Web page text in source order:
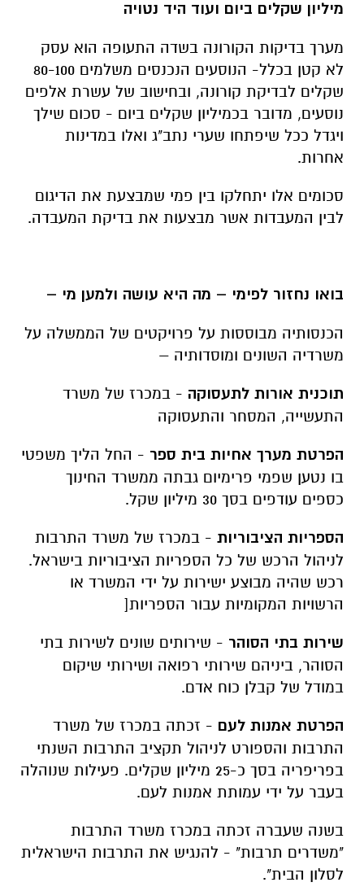
מיליון שקלים ביום ועוד היד נטויה
מערך בדיקות הקורונה בשדה התעופה הוא עסק
לא קטן בכלל- הנוסעים הנכנסים משלמים 80-100
שקלים לבדיקת קורונה, ובחישוב של עשרת אלפים
נוסעים, מדובר בכמיליון שקלים ביום - סכום שילך
ויגדל ככל שיפתחו שערי נתב"ג ואלו במדינות
אחרות.
סכומים אלו יתחלקו בין פמי שמבצעת את הדיגום
לבין המעבדות אשר מבצעות את בדיקת המעבדה.
בואו נחזור לפימי – מה היא עושה ולמען מי –
הכנסותיה מבוססות על פרויקטים של הממשלה על
משרדיה השונים ומוסדותיה –
תוכנית אורות לתעסוקה - במכרז של משרד
התעשייה, המסחר והתעסוקה
הפרטת מערך אחיות בית ספר - החל הליך משפטי
בו נטען שפמי פרימיום גבתה ממשרד החינוך
כספים עודפים בסך 30 מיליון שקל.
הספריות הציבוריות - במכרז של משרד התרבות
לניהול הרכש של כל הספריות הציבוריות בישראל.
רכש שהיה מבוצע ישירות על ידי המשרד או
הרשויות המקומיות עבור הספריות[
שירות בתי הסוהר - שירותים שונים לשירות בתי
הסוהר, ביניהם שירותי רפואה ושירותי שיקום
במודל של קבלן כוח אדם.
הפרטת אמנות לעם - זכתה במכרז של משרד
התרבות והספורט לניהול תקציב התרבות השנתי
בפריפריה בסך כ-25 מיליון שקלים. פעילות שנוהלה
בעבר על ידי עמותת אמנות לעם.
בשנה שעברה זכתה במכרז משרד התרבות
"משדרים תרבות" - להנגיש את התרבות הישראלית
לסלון הבית".